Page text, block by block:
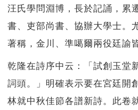
汪氏學問淵博，長於記誦，累
書、吏部尚書、協辦大學士。
著稱，金川、準噶爾兩役廷諭
乾隆在詩序中云：「試創玉堂
詞頭。」明確表示要在宮廷開
林就中秋佳節各譜新詩。此卷